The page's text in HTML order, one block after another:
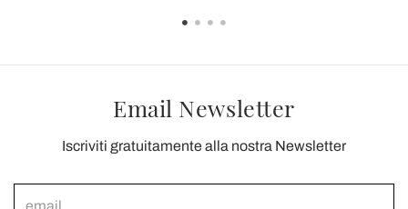
Email Newsletter
Iscriviti gratuitamente alla nostra Newsletter